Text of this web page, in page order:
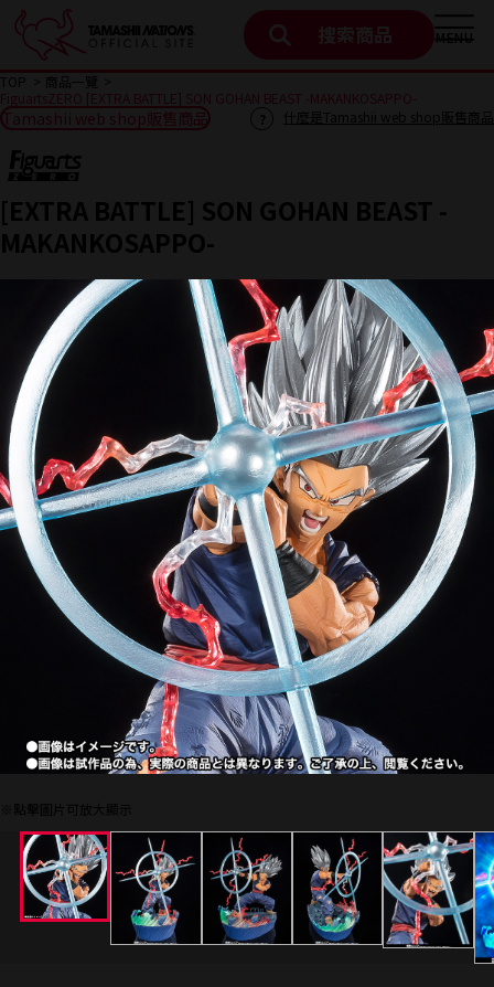
搜索商品 MENU
TOP
商品一覽
FiguartsZERO [EXTRA BATTLE] SON GOHAN BEAST -MAKANKOSAPPO-
[EXTRA BATTLE] SON GOHAN BEAST -
MAKANKOSAPPO-
Tamashii web shop販售商品 什麼是Tamashii web shop販售商品
※點擊圖片可放大顯示